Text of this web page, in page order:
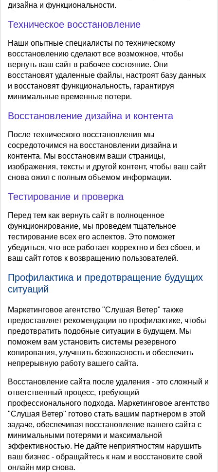
дизайна и функциональности.
Техническое восстановление
Наши опытные специалисты по техническому
восстановлению сделают все возможное, чтобы
вернуть ваш сайт в рабочее состояние. Они
восстановят удаленные файлы, настроят базу данных
и восстановят функциональность, гарантируя
минимальные временные потери.
Восстановление дизайна и контента
После технического восстановления мы
сосредоточимся на восстановлении дизайна и
контента. Мы восстановим ваши страницы,
изображения, тексты и другой контент, чтобы ваш сайт
снова ожил с полным объемом информации.
Тестирование и проверка
Перед тем как вернуть сайт в полноценное
функционирование, мы проведем тщательное
тестирование всех его аспектов. Это поможет
убедиться, что все работает корректно и без сбоев, и
ваш сайт готов к возвращению пользователей.
Профилактика и предотвращение будущих
ситуаций
Маркетинговое агентство "Слушая Ветер" также
предоставляет рекомендации по профилактике, чтобы
предотвратить подобные ситуации в будущем. Мы
поможем вам установить системы резервного
копирования, улучшить безопасность и обеспечить
непрерывную работу вашего сайта.
Восстановление сайта после удаления - это сложный и
ответственный процесс, требующий
профессионального подхода. Маркетинговое агентство
"Слушая Ветер" готово стать вашим партнером в этой
задаче, обеспечивая восстановление вашего сайта с
минимальными потерями и максимальной
эффективностью. Не дайте неприятностям нарушить
ваш бизнес - обращайтесь к нам и восстановите свой
онлайн мир снова.